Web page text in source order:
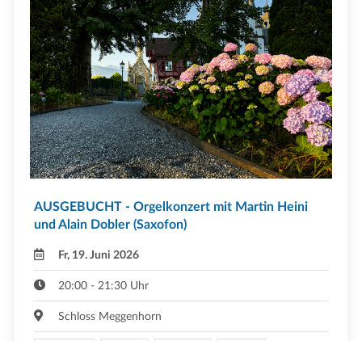
AUSGEBUCHT - Orgelkonzert mit Martin Heini
und Alain Dobler (Saxofon)
Fr, 19. Juni 2026
20:00 - 21:30 Uhr
Schloss Meggenhorn